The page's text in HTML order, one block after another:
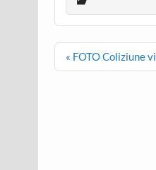
Post
« FOTO Coliziune